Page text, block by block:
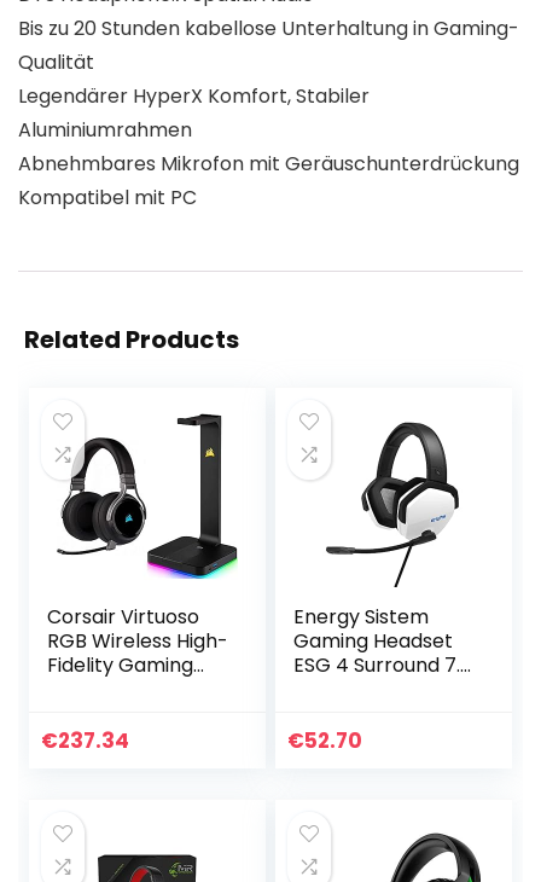
Bis zu 20 Stunden kabellose Unterhaltung in Gaming-
Qualität
Legendärer HyperX Komfort, Stabiler
Aluminiumrahmen
Abnehmbares Mikrofon mit Geräuschunterdrückung
Kompatibel mit PC
Related Products
Corsair Virtuoso
RGB Wireless High-
Fidelity Gaming
Technologie, 7.1
€237.34
Energy Sistem
Gaming Headset
ESG 4 Surround 7.1
7.1 Surround-
€52.70